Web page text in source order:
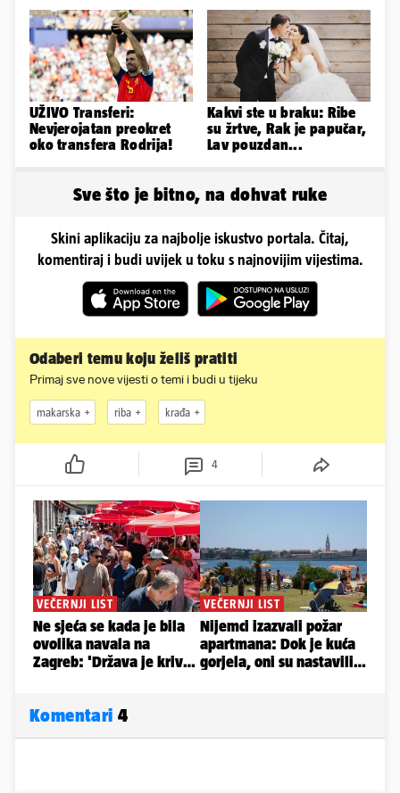
obline...
UŽIVO Transferi:
Nevjerojatan preokret
oko transfera Rodrija!
Kakvi ste u braku: Ribe
su žrtve, Rak je papučar,
Lav pouzdan...
Sve što je bitno, na dohvat ruke
Skini aplikaciju za najbolje iskustvo portala. Čitaj,
komentiraj i budi uvijek u toku s najnovijim vijestima.
Odaberi temu koju želiš pratiti
Primaj sve nove vijesti o temi i budi u tijeku
makarska riba krađa
4
Komentari 4